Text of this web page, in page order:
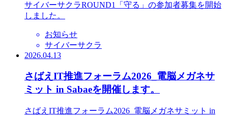
サイバーサクラROUND1「守る」の参加者募集を開始
しました。
お知らせ
サイバーサクラ
2026.04.13
さばえIT推進フォーラム2026_電脳メガネサ
ミット in Sabaeを開催します。
さばえIT推進フォーラム2026_電脳メガネサミット in